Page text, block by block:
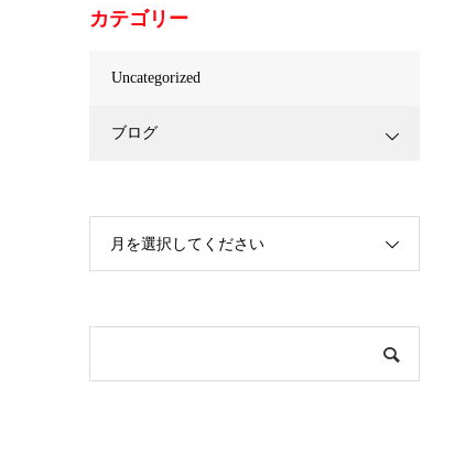
カテゴリー
Uncategorized
ブログ
月を選択してください